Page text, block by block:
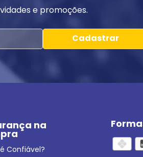
e promoções.
Cadastrar
na
Confiável?